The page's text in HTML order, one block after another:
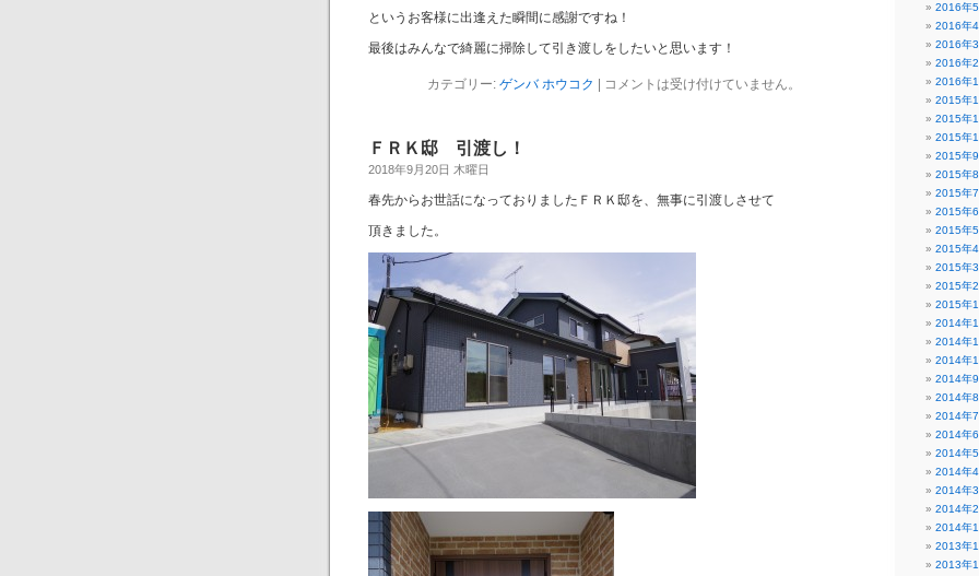
というお客様に出逢えた瞬間に感謝ですね！
最後はみんなで綺麗に掃除して引き渡しをしたいと思います！
カテゴリー: ゲンバ ホウコク コメントは受け付けていません。
ＦＲＫ邸 引渡し！
2018年9月20日 木曜日
春先からお世話になっておりましたＦＲＫ邸を、無事に引渡しさせて
頂きました。
2016年5
2016年4
2016年3
2016年2
2016年1
2015年
2015年
2015年
2015年9
2015年8
2015年7
2015年6
2015年5
2015年4
2015年3
2015年2
2015年1
2014年
2014年
2014年
2014年9
2014年8
2014年7
2014年6
2014年5
2014年4
2014年3
2014年2
2014年1
2013年
2013年